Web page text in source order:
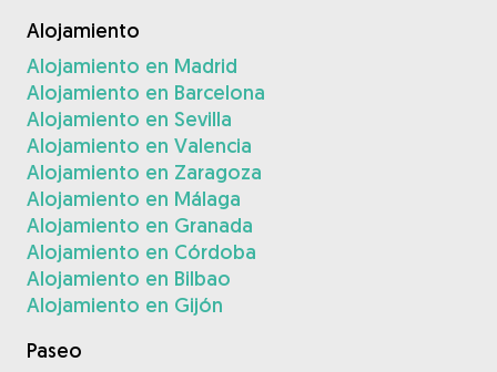
Alojamiento
Alojamiento en Madrid
Alojamiento en Barcelona
Alojamiento en Sevilla
Alojamiento en Valencia
Alojamiento en Zaragoza
Alojamiento en Málaga
Alojamiento en Granada
Alojamiento en Córdoba
Alojamiento en Bilbao
Alojamiento en Gijón
Paseo